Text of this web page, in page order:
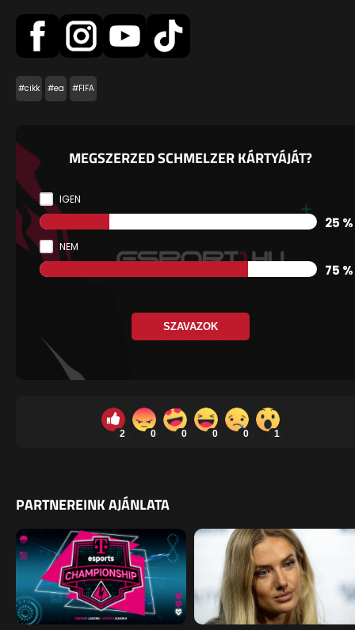
#cikk #ea #FIFA
MEGSZERZED SCHMELZER KÁRTYÁJÁT?
IGEN
25 %
NEM
75 %
SZAVAZOK
2 0 0 0 0 1
PARTNEREINK AJÁNLATA